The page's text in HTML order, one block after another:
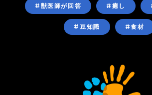
#獣医師が回答 #癒し
#豆知識 #食材